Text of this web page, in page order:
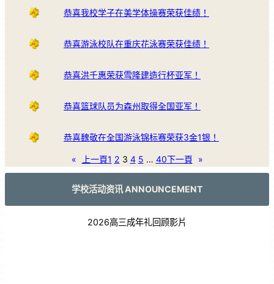
恭喜我校学子在美学体操赛荣获佳绩！
恭喜游泳校队在重庆花泳赛荣获佳绩！
恭喜洪千惠荣获雪隆建造行杯亚军！
恭喜篮球队员为森州取得全国亚军！
恭喜魏敬在全国游泳锦标赛荣获3金1银！
« 上一頁1 2 3 4 5 … 40下一頁 »
学校活动资讯 ANNOUNCEMENT
2026高三成年礼回顾影片